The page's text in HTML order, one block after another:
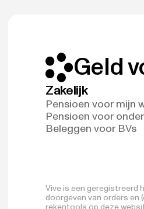
Geld
Zakelijk
Pensioen voor mijn
Pensioen voor
Beleggen voor BVs
Vive is een geregistreerd
doorgeven van orders en
rekentools op deze